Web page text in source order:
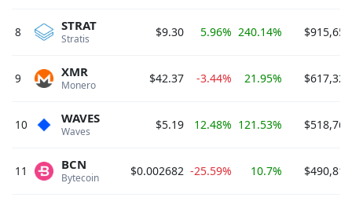
8 Stratis
STRAT $9.30 5.96% 240.14%
9 Monero
XMR $42.37 -3.44% 21.95%
10 Waves
WAVES $5.19 12.48% 121.53%
11 Bytecoin
BCN $0.002682 -25.59% 10.7%